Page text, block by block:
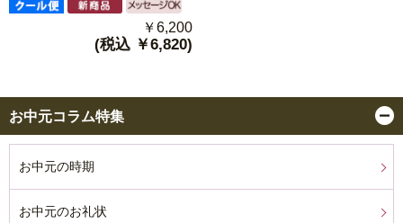
￥6,200
(税込 ￥6,820)
お中元コラム特集
お中元の時期
お中元のお礼状